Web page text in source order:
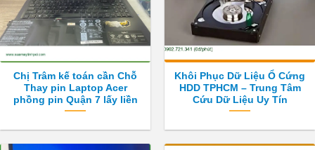
Chị Trâm kế toán cần Chỗ
Thay pin Laptop Acer
phồng pin Quận 7 lấy liền
Khôi Phục Dữ Liệu Ổ Cứng
HDD TPHCM – Trung Tâm
Cứu Dữ Liệu Uy Tín